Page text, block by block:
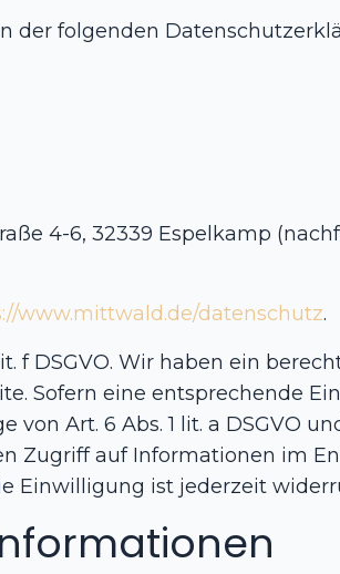
der folgenden
4-6, 32339 Espelkamp
www.mittwald.de/datenschutz.
f DSGVO. Wir haben ein
Sofern eine entsprechende
Art. 6 Abs. 1 lit. a DSGVO und
Zugriff auf Informationen im
Einwilligung ist jederzeit